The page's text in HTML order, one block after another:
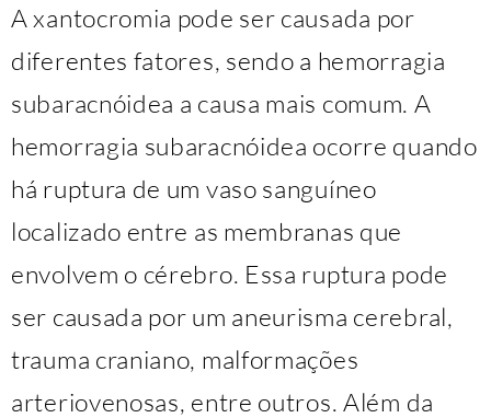
A xantocromia pode ser causada por
diferentes fatores, sendo a hemorragia
subaracnóidea a causa mais comum. A
hemorragia subaracnóidea ocorre quando
há ruptura de um vaso sanguíneo
localizado entre as membranas que
envolvem o cérebro. Essa ruptura pode
ser causada por um aneurisma cerebral,
trauma craniano, malformações
arteriovenosas, entre outros. Além da